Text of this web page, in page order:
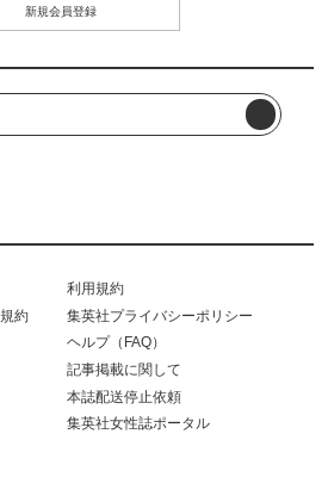
新規会員登録
利用規約
約
集英社プライバシーポリシー
ヘルプ（FAQ）
記事掲載に関して
本誌配送停止依頼
集英社女性誌ポータル